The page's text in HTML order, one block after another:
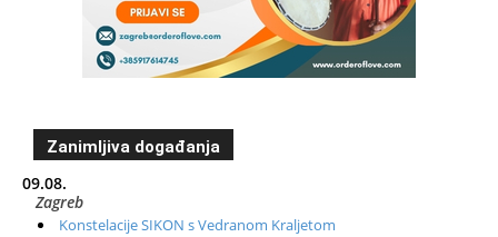
Zanimljiva događanja
09.08.
Zagreb
Konstelacije SIKON s Vedranom Kraljetom